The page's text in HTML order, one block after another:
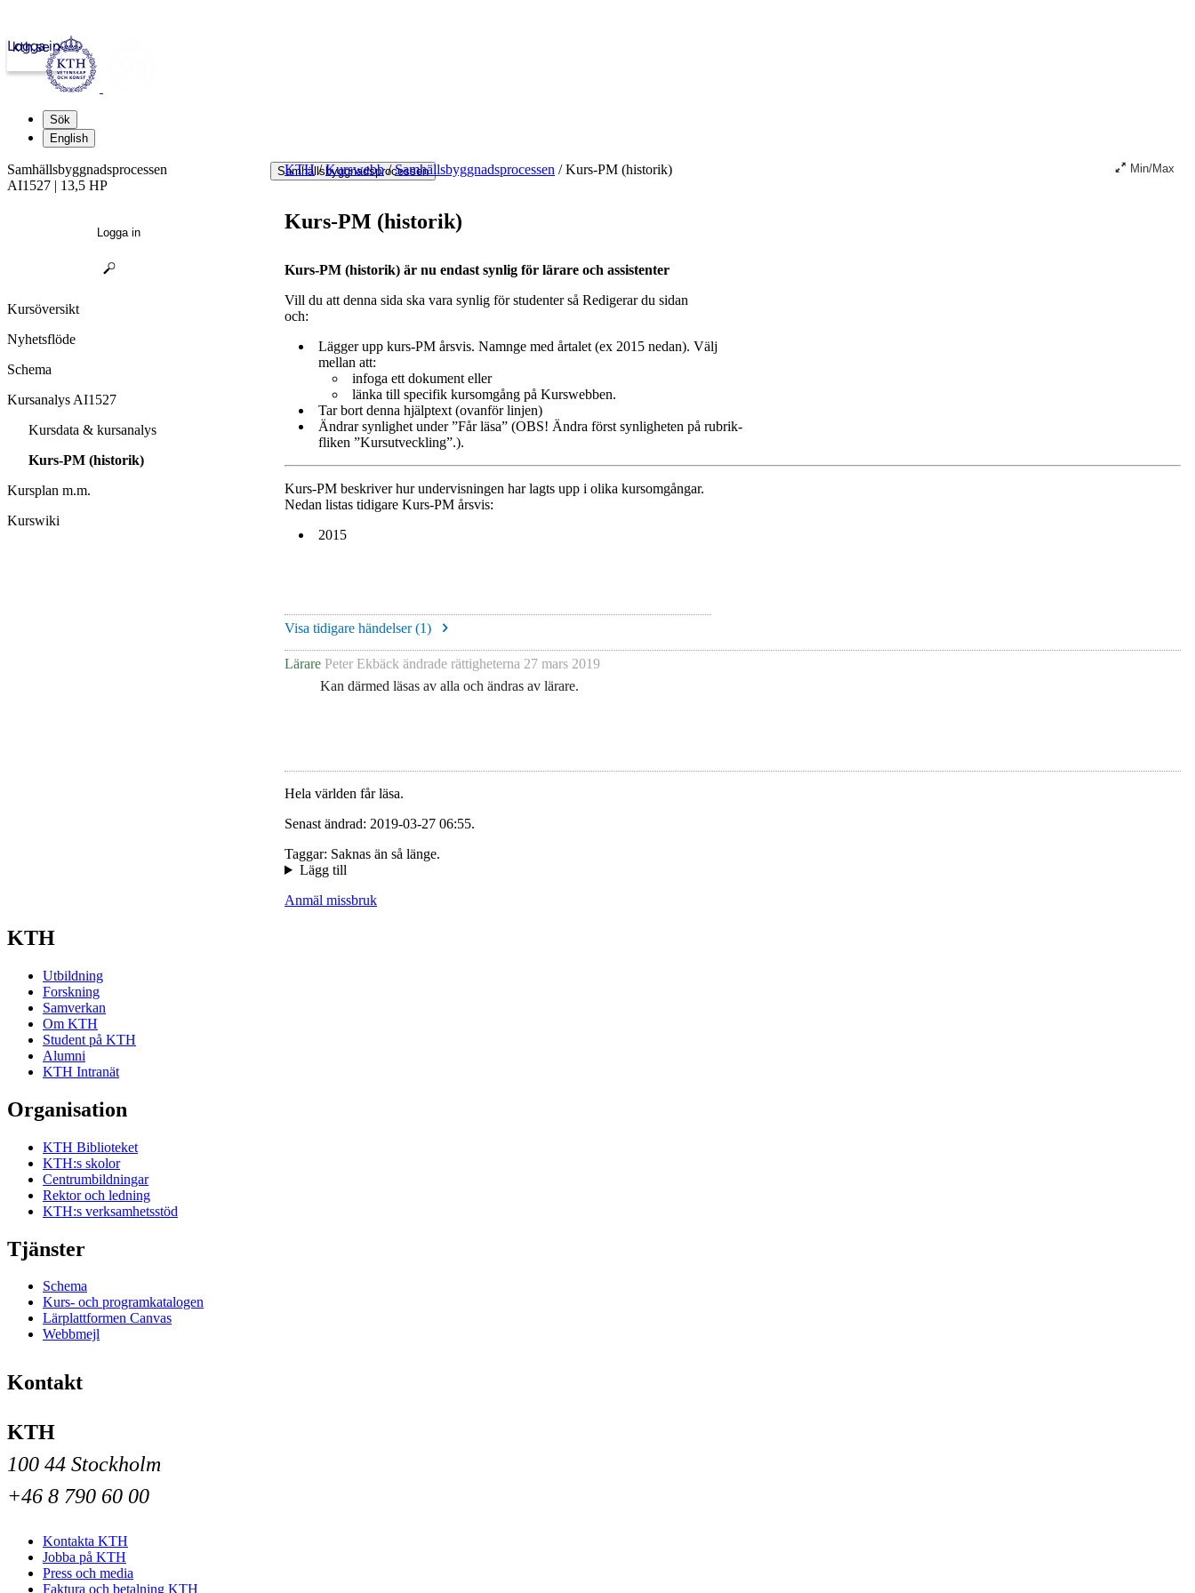
kth.se
Logga in
Sök
English
Samhällsbyggnadsprocessen
KTH / Kurswebb / Samhällsbyggnadsprocessen /Kurs-PM (historik) Min/Max
Kurs-PM (historik)
Kurs-PM (historik) är nu endast synlig för lärare och assistenter
Vill du att denna sida ska vara synlig för studenter så Redigerar du sidan
och:
Lägger upp kurs-PM årsvis. Namnge med årtalet (ex 2015 nedan). Välj
mellan att:
infoga ett dokument eller
länka till specifik kursomgång på Kurswebben.
Tar bort denna hjälptext (ovanför linjen)
Ändrar synlighet under ”Får läsa” (OBS! Ändra först synligheten på rubrik-
fliken ”Kursutveckling”.).
Kurs-PM beskriver hur undervisningen har lagts upp i olika kursomgångar.
Nedan listas tidigare Kurs-PM årsvis:
2015
Visa tidigare händelser (1)
Lärare Peter Ekbäck ändrade rättigheterna 27 mars 2019
Kan därmed läsas av alla och ändras av lärare.
Hela världen får läsa.
Senast ändrad: 2019-03-27 06:55.
Taggar: Saknas än så länge.
Lägg till
Anmäl missbruk
Samhällsbyggnadsprocessen
AI1527 | 13,5 HP
Logga in
Kursöversikt
Nyhetsflöde
Schema
Kursanalys AI1527
Kursdata & kursanalys
Kurs-PM (historik)
Kursplan m.m.
Kurswiki
KTH
Utbildning
Forskning
Samverkan
Om KTH
Student på KTH
Alumni
KTH Intranät
Organisation
KTH Biblioteket
KTH:s skolor
Centrumbildningar
Rektor och ledning
KTH:s verksamhetsstöd
Tjänster
Schema
Kurs- och programkatalogen
Lärplattformen Canvas
Webbmejl
Kontakt
KTH
100 44 Stockholm
+46 8 790 60 00
Kontakta KTH
Jobba på KTH
Press och media
Faktura och betalning KTH